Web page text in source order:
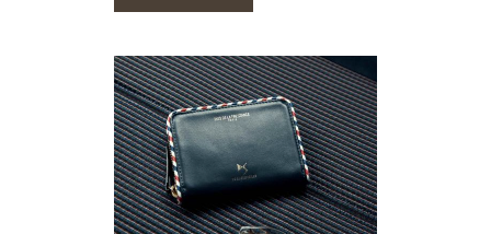
ADD TO WISHLIST